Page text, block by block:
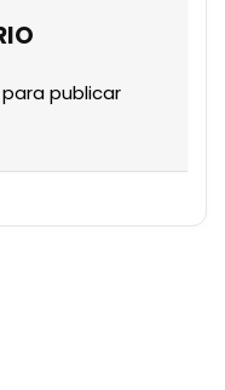
para publicar